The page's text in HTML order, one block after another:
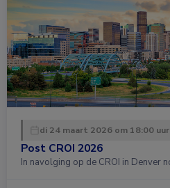
di 24 maart 2026 om 18:00 uur
Post CROI 2026
In navolging op de CROI in Denver